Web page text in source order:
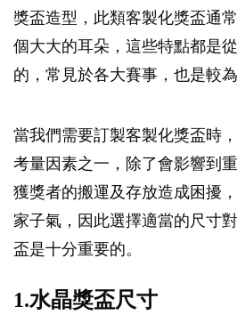
獎盃造型，此類客製化獎盃通
個大大的耳朵，這些特點都是
的，常見於各大賽事，也是較
當我們需要訂製客製化獎盃時
考量因素之一，除了會影響到
獲獎者的搬運及存放造成困擾
家子氣，因此選擇適當的尺寸
盃是十分重要的。
1.水晶獎盃尺寸